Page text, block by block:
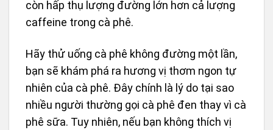
còn hấp thụ lượng đường lớn hơn cả lượng
caffeine trong cà phê.
Hãy thử uống cà phê không đường một lần,
bạn sẽ khám phá ra hương vị thơm ngon tự
nhiên của cà phê. Đây chính là lý do tại sao
nhiều người thường gọi cà phê đen thay vì cà
phê sữa. Tuy nhiên, nếu bạn không thích vị